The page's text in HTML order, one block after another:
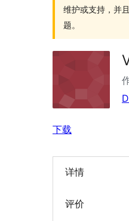
维护或支持，并
题。
下载
详情
评价